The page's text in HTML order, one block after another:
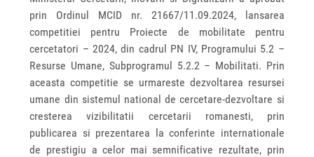
prin Ordinul MCID nr. 21667/11.09.2024, lansarea
competitiei pentru Proiecte de mobilitate pentru
cercetatori – 2024, din cadrul PN IV, Programului 5.2 –
Resurse Umane, Subprogramul 5.2.2 – Mobilitati. Prin
aceasta competitie se urmareste dezvoltarea resursei
umane din sistemul national de cercetare-dezvoltare si
cresterea vizibilitatii cercetarii romanesti, prin
publicarea si prezentarea la conferinte internationale
de prestigiu a celor mai semnificative rezultate, prin